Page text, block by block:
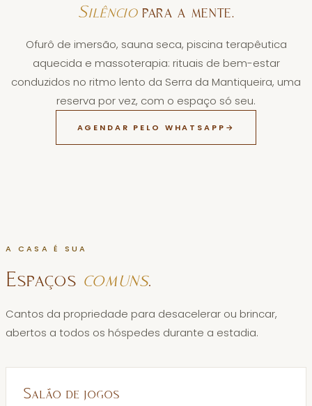
Silênciopara a mente.
Ofurô de imersão, sauna seca, piscina terapêutica
aquecida e massoterapia: rituais de bem-estar
conduzidos no ritmo lento da Serra da Mantiqueira, uma
reserva por vez, com o espaço só seu.
AGENDAR PELO WHATSAPP →
A CASA É SUA
Espaços comuns.
Cantos da propriedade para desacelerar ou brincar,
abertos a todos os hóspedes durante a estadia.
Salão de jogos